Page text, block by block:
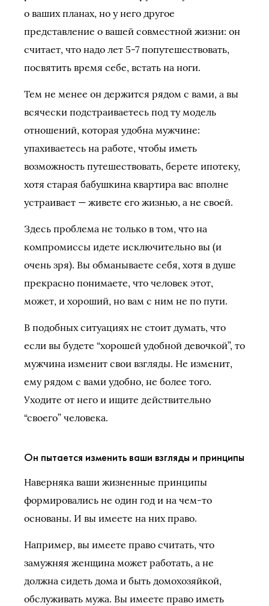
о ваших планах, но у него другое
представление о вашей совместной жизни: он
считает, что надо лет 5-7 попутешествовать,
посвятить время себе, встать на ноги.
Тем не менее он держится рядом с вами, а вы
всячески подстраиваетесь под ту модель
отношений, которая удобна мужчине:
упахиваетесь на работе, чтобы иметь
возможность путешествовать, берете ипотеку,
хотя старая бабушкина квартира вас вполне
устраивает — живете его жизнью, а не своей.
Здесь проблема не только в том, что на
компромиссы идете исключительно вы (и
очень зря). Вы обманываете себя, хотя в душе
прекрасно понимаете, что человек этот,
может, и хороший, но вам с ним не по пути.
В подобных ситуациях не стоит думать, что
если вы будете “хорошей удобной девочкой”, то
мужчина изменит свои взгляды. Не изменит,
ему рядом с вами удобно, не более того.
Уходите от него и ищите действительно
“своего” человека.
Он пытается изменить ваши взгляды и принципы
Наверняка ваши жизненные принципы
формировались не один год и на чем-то
основаны. И вы имеете на них право.
Например, вы имеете право считать, что
замужняя женщина может работать, а не
должна сидеть дома и быть домохозяйкой,
обслуживать мужа. Вы имеете право иметь